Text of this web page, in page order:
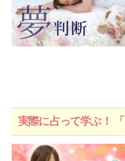
実際に占って学ぶ！